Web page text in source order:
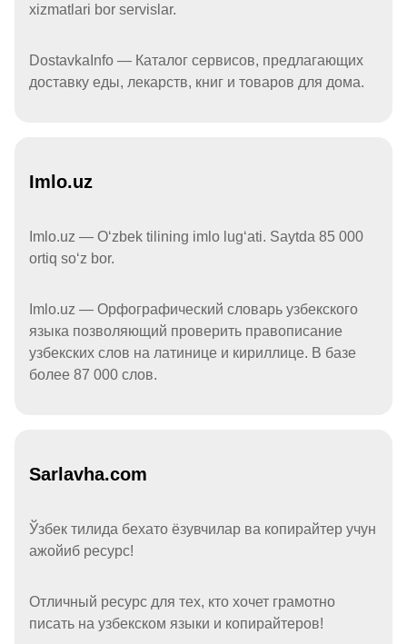
xizmatlari bor servislar.
DostavkaInfo — Каталог сервисов, предлагающих
доставку еды, лекарств, книг и товаров для дома.
Imlo.uz
Imlo.uz — Oʻzbek tilining imlo lugʻati. Saytda 85 000
ortiq soʻz bor.
Imlo.uz — Орфографический словарь узбекского
языка позволяющий проверить правописание
узбекских слов на латинице и кириллице. В базе
более 87 000 слов.
Sarlavha.com
Ўзбек тилида бехато ёзувчилар ва копирайтер учун
ажойиб ресурс!
Отличный ресурс для тех, кто хочет грамотно
писать на узбекском языки и копирайтеров!